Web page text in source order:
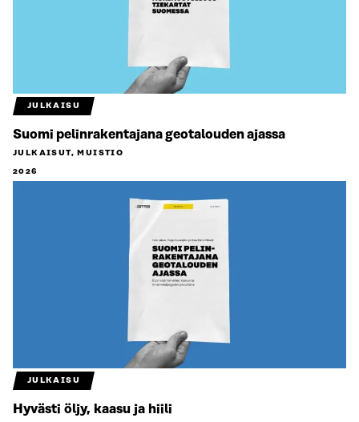
JULKAISU
Suomi pelinrakentajana geotalouden ajassa
JULKAISUT, MUISTIO
2026
JULKAISU
Hyvästi öljy, kaasu ja hiili